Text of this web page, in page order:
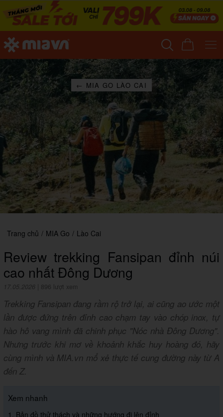
← MIA GO LÀO CAI
Trang chủ / MIA Go / Lào Cai
Review trekking Fansipan đỉnh núi
cao nhất Đông Dương
17.05.2026 896 lượt xem
Trekking Fansipan đang rầm rộ trở lại, ai cũng ao ước một
lần được đứng trên đỉnh cao chạm tay vào chóp inox, tự
hào hô vang mình đã chinh phục "Nóc nhà Đông Dương".
Nhưng trước khi mơ về khoảnh khắc huy hoàng đó, hãy
cùng mình và MIA.vn mổ xẻ thực tế cung đường này từ A
đến Z.
Xem nhanh
1. Bản đồ thử thách và những hướng đi lên đỉnh